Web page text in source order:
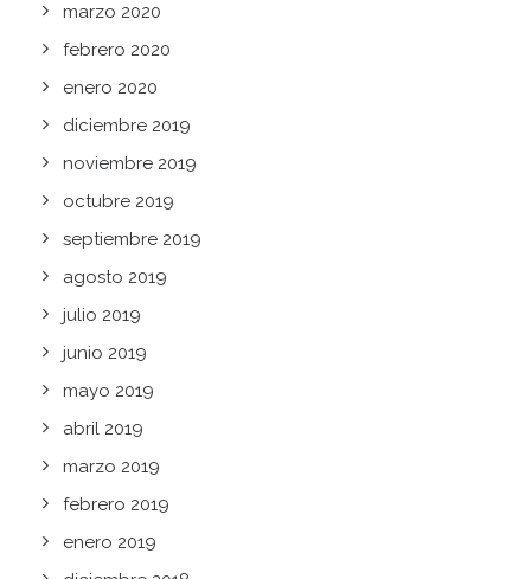
marzo 2020
febrero 2020
enero 2020
diciembre 2019
noviembre 2019
octubre 2019
septiembre 2019
agosto 2019
julio 2019
junio 2019
mayo 2019
abril 2019
marzo 2019
febrero 2019
enero 2019